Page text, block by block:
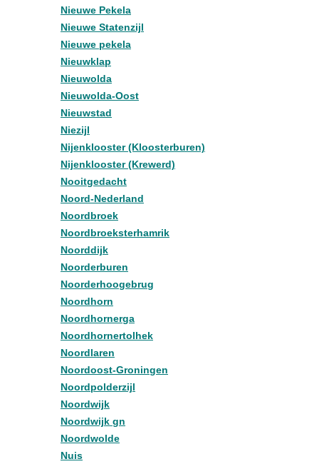
Nieuwe Pekela
Nieuwe Statenzijl
Nieuwe pekela
Nieuwklap
Nieuwolda
Nieuwolda-Oost
Nieuwstad
Niezijl
Nijenklooster (Kloosterburen)
Nijenklooster (Krewerd)
Nooitgedacht
Noord-Nederland
Noordbroek
Noordbroeksterhamrik
Noorddijk
Noorderburen
Noorderhoogebrug
Noordhorn
Noordhornerga
Noordhornertolhek
Noordlaren
Noordoost-Groningen
Noordpolderzijl
Noordwijk
Noordwijk gn
Noordwolde
Nuis